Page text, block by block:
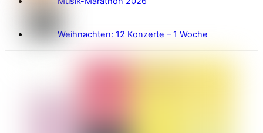
Weihnachten: 12 Konzerte – 1 Woche